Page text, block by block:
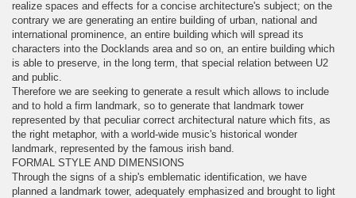
realize spaces and effects for a concise architecture's subject; on the
contrary we are generating an entire building of urban, national and
international prominence, an entire building which will spread its
characters into the Docklands area and so on, an entire building which
is able to preserve, in the long term, that special relation between U2
and public.
Therefore we are seeking to generate a result which allows to include
and to hold a firm landmark, so to generate that landmark tower
represented by that peculiar correct architectural nature which fits, as
the right metaphor, with a world-wide music's historical wonder
landmark, represented by the famous irish band.
FORMAL STYLE AND DIMENSIONS
Through the signs of a ship's emblematic identification, we have
planned a landmark tower, adequately emphasized and brought to light